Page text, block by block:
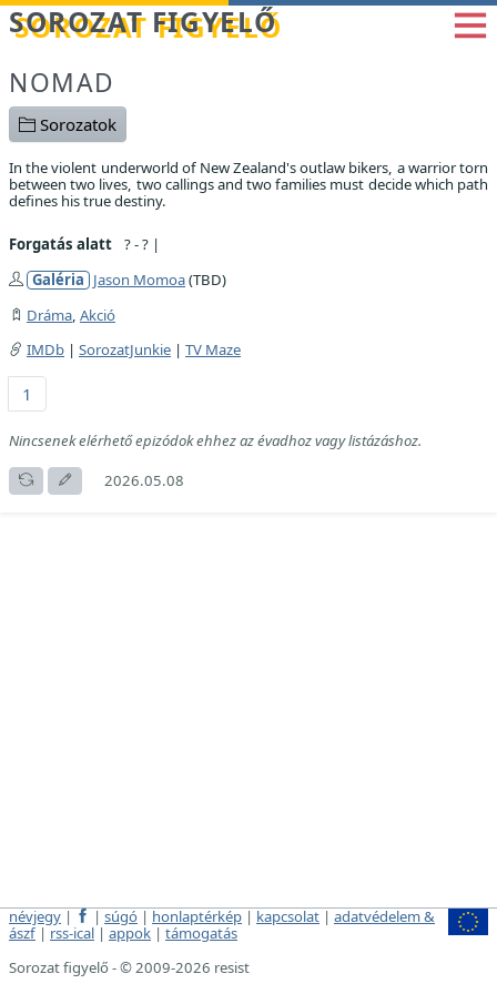
Betöltés...
SOROZAT FIGYELŐ
NOMAD
Sorozatok
In the violent underworld of New Zealand's outlaw bikers, a warrior torn
between two lives, two callings and two families must decide which path
defines his true destiny.
Forgatás alatt ? - ? |
Galéria Jason Momoa(TBD)
Dráma, Akció
IMDb | SorozatJunkie | TV Maze
1
Nincsenek elérhető epizódok ehhez az évadhoz vagy listázáshoz.
2026.05.08
névjegy | | súgó | honlaptérkép | kapcsolat | adatvédelem &
ászf | rss-ical | appok | támogatás
Sorozat figyelő - © 2009-2026 resist